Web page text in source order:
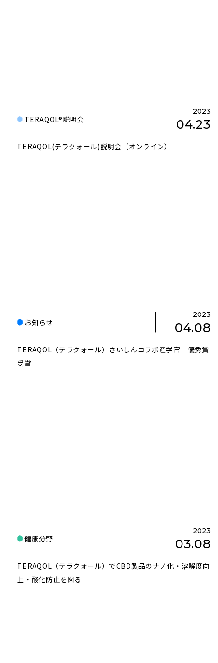
TERAQOL®説明会
2023
04.23
TERAQOL(テラクォール)説明会（オンライン）
お知らせ
2023
04.08
TERAQOL（テラクォール）さいしんコラボ産学官 優秀賞
受賞
健康分野
2023
03.08
TERAQOL（テラクォール）でCBD製品のナノ化・溶解度向
上・酸化防止を図る